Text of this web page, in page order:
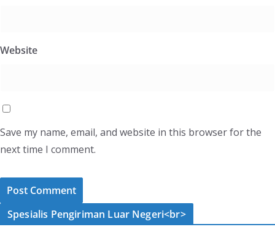
Website
Save my name, email, and website in this browser for the
next time I comment.
Spesialis Pengiriman Luar Negeri<br>